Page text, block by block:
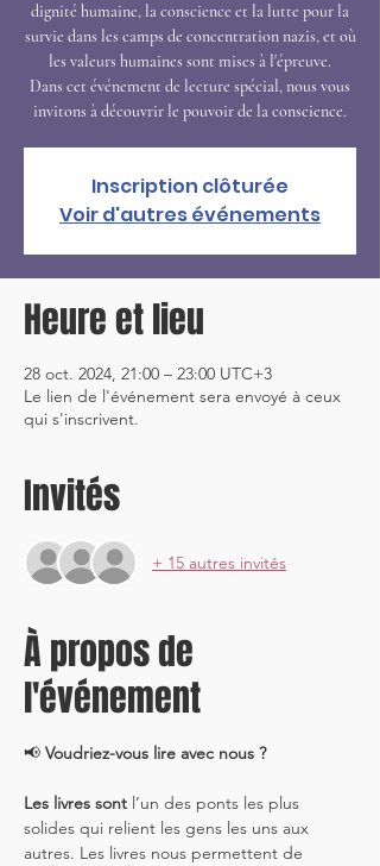
dignité humaine, la conscience et la lutte pour la
survie dans les camps de concentration nazis, et où
les valeurs humaines sont mises à l'épreuve.
Dans cet événement de lecture spécial, nous vous
Inscription clôturée
Voir d'autres événements
Heure et lieu
28 oct. 2024, 21:00 – 23:00 UTC+3
Le lien de l'événement sera envoyé à ceux
qui s'inscrivent.
Invités
+ 15 autres invités
À propos de
l'événement
📢 Voudriez-vous lire avec nous ?
Les livres sont l’un des ponts les plus
solides qui relient les gens les uns aux
autres. Les livres nous permettent de